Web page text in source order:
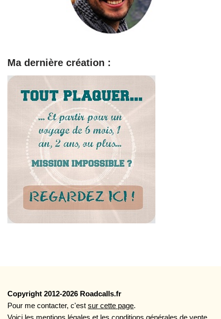
Ma dernière création :
Copyright 2012-2026 Roadcalls.fr
Pour me contacter, c'est sur cette page.
Voici les mentions légales et les conditions générales de vente